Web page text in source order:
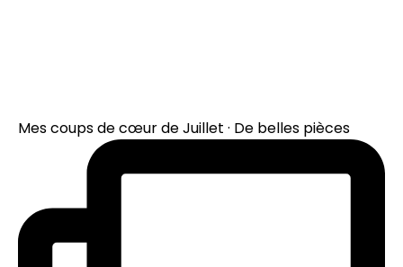
Mes coups de cœur de Juillet · De belles pièces